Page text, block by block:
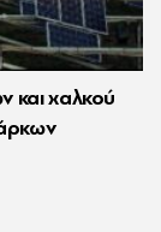
και χαλκού